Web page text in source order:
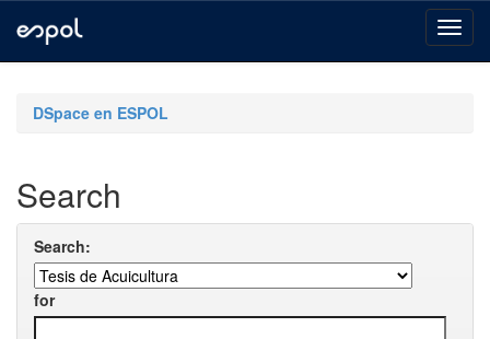
navigationDSpace en ESPOL
Search
Search:
for